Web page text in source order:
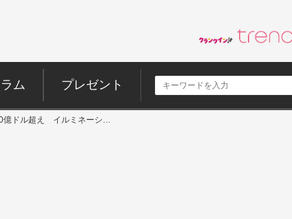
ム プレゼント
億ドル超え イルミネーシ…